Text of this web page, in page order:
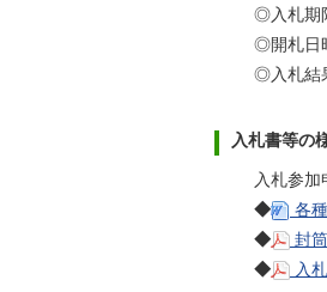
◎入札期
◎開札
◎入札結
入札書等の
入札参
◆
各
◆
封
◆
入